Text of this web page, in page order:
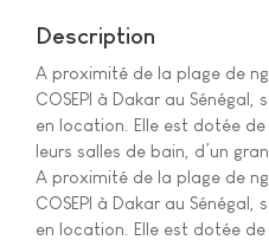
Description
A proximité de la plage de
COSEPI à Dakar au
en location. Elle est dotée
leurs salles de bain, d’un
A proximité de la plage de
COSEPI à Dakar au
en location. Elle est dotée